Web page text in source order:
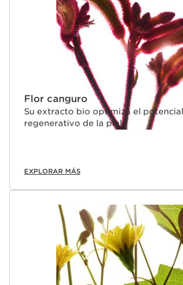
Flor canguro
Su extracto bio optimiza el potencial
regenerativo de la piel.
EXPLORAR MÁS